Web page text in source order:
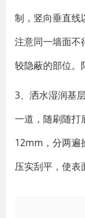
制，竖向垂直线
注意同一墙面不
较隐蔽的部位。
3、洒水湿润基
一道，随刷随打
12mm，分两遍
压实刮平，使表